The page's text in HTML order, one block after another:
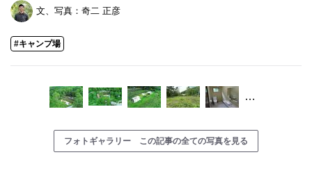
文、写真： 奇二 正彦
#キャンプ場
…
フォトギャラリー この記事の全ての写真を見る